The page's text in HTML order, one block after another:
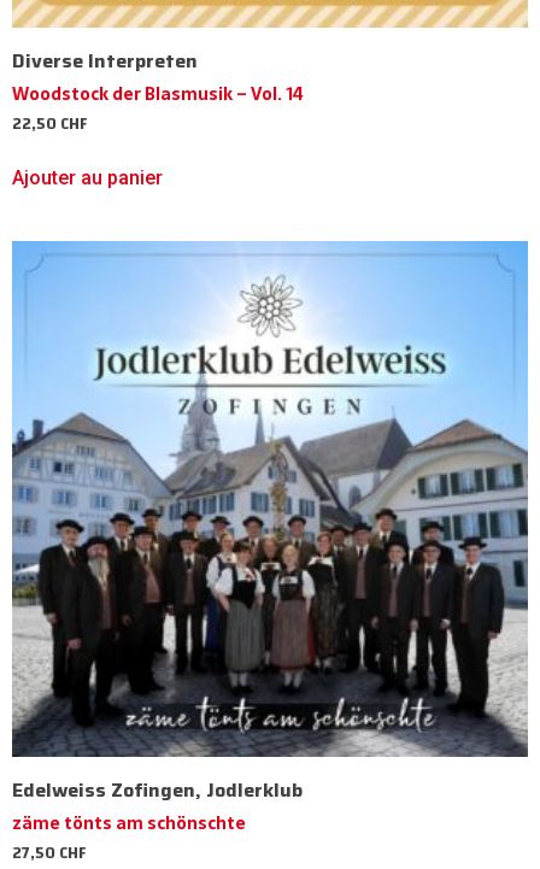
Diverse Interpreten
Woodstock der Blasmusik – Vol. 14
22,50CHF
Ajouter au panier
Edelweiss Zofingen, Jodlerklub
zäme tönts am schönschte
27,50CHF